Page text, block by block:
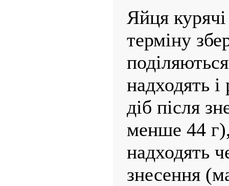
Яйця
терміну
надходять і
діб після
менше 44
надходять
знесення